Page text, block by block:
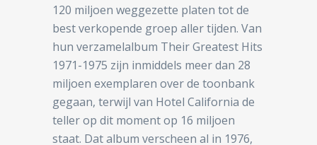
120 miljoen weggezette platen tot de
best verkopende groep aller tijden. Van
hun verzamelalbum Their Greatest Hits
1971-1975 zijn inmiddels meer dan 28
miljoen exemplaren over de toonbank
gegaan, terwijl van Hotel California de
teller op dit moment op 16 miljoen
staat. Dat album verscheen al in 1976,